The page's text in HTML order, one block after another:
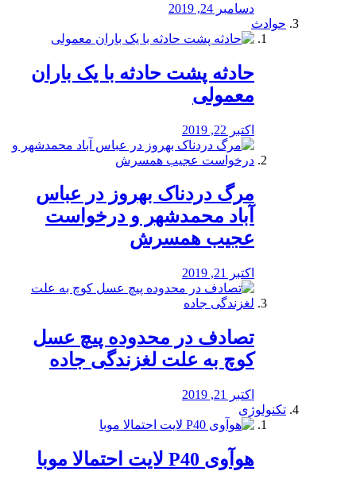
دسامبر 24, 2019
حوادث
️حادثه پشت حادثه با یک باران
معمولی
اکتبر 22, 2019
مرگ دردناک بهروز در عباس
آباد محمدشهر و درخواست
عجیب همسرش
اکتبر 21, 2019
تصادف در محدوده پیچ عسل
کوچ به علت لغزندگی جاده
اکتبر 21, 2019
تکنولوژی
هوآوی P40 لایت احتمالا موبا